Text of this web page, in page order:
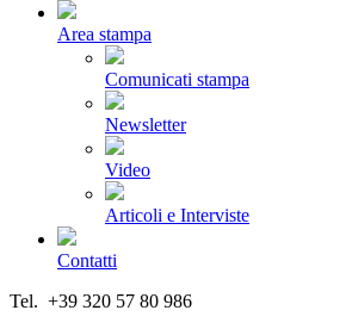
Area stampa
Comunicati stampa
Newsletter
Video
Articoli e Interviste
Contatti
Tel. +39 320 57 80 986